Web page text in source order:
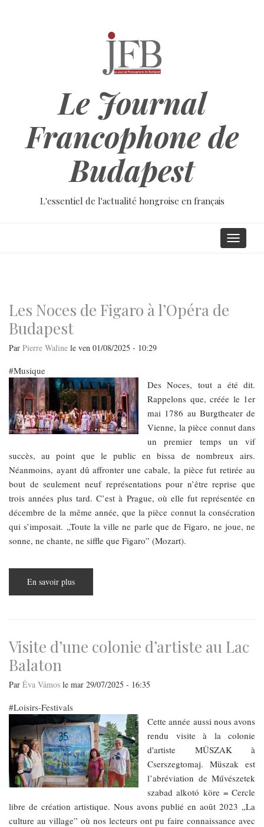
Le Journal
Francophone de
Budapest
L'essentiel de l'actualité hongroise en français
Toggle
Les Noces de Figaro à l’Opéra de
Budapest
Par Pierre Waline le ven 01/08/2025 - 10:29
Musique
​​​​​​​Des Noces, tout a été dit.
Rappelons que, créée le 1er
mai 1786 au Burgtheater de
Vienne, la pièce connut dans
un premier temps un vif
succès, au point que le public en bissa de nombreux airs.
Néanmoins, ayant dû affronter une cabale, la pièce fut retirée au
bout de seulement neuf représentations pour n’être reprise que
trois années plus tard. C’est à Prague, où elle fut représentée en
décembre de la même année, que la pièce connut la consécration
qui s’imposait. „Toute la ville ne parle que de Figaro, ne joue, ne
sonne, ne chante, ne siffle que Figaro” (Mozart).
En savoir plus
Noces
Budapest
Visite d’une colonie d’artiste au Lac
Balaton
Par Éva Vámos le mar 29/07/2025 - 16:35
Loisirs-Festivals
Cette année aussi nous avons
rendu visite à la colonie
d'artiste MÜSZAK à
Cserszegtomaj. Müszak est
l’abréviation de Művészetek
szabad alkotó köre = Cercle
libre de création artistique. Nous avons publié en août 2023 „La
culture au village” où nos lecteurs ont pu faire connaissance avec